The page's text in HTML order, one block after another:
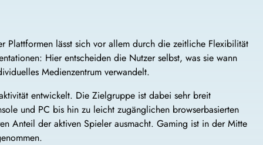
Plattformen lässt sich vor allem durch die zeitliche Flexibilität
Hier entscheiden die Nutzer selbst, was sie wann
Medienzentrum verwandelt.
entwickelt. Die Zielgruppe ist dabei sehr breit
und PC bis hin zu leicht zugänglichen browserbasierten
Anteil der aktiven Spieler ausmacht. Gaming ist in der Mitte